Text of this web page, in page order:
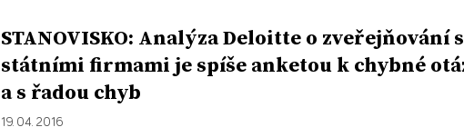
STANOVISKO: Analýza Deloitte o zveřejňování
státními firmami je spíše anketou k chybné
a s řadou chyb
19. 04. 2016